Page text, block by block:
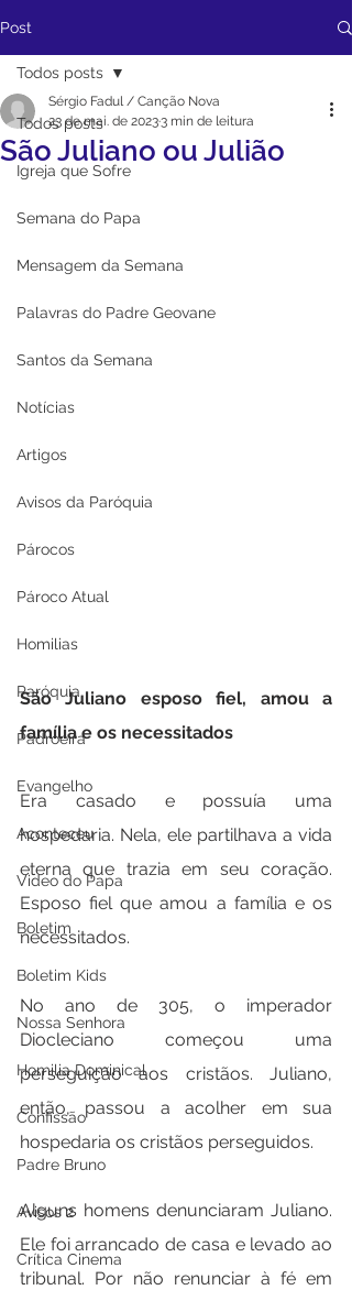
Post
Todos posts
Igreja que Sofre
Semana do Papa
Mensagem da Semana
Palavras do Padre Geovane
Santos da Semana
Notícias
Artigos
Avisos da Paróquia
Párocos
Pároco Atual
Homilias
Paróquia
Padroeira
Evangelho
Aconteceu
Video do Papa
Boletim
Boletim Kids
Nossa Senhora
Homilia Dominical
Confissão
Padre Bruno
Avisos 2
Crítica Cinema
Todos posts
São Juliano ou Julião
Sérgio Fadul / Canção Nova
23 de mai. de 20233 min de leitura
São Juliano esposo fiel, amou a
família e os necessitados
Era casado e possuía uma
hospedaria. Nela, ele partilhava a vida
eterna que trazia em seu coração.
Esposo fiel que amou a família e os
necessitados.
No ano de 305, o imperador
Diocleciano começou uma
perseguição aos cristãos. Juliano,
então, passou a acolher em sua
hospedaria os cristãos perseguidos.
Alguns homens denunciaram Juliano.
Ele foi arrancado de casa e levado ao
tribunal. Por não renunciar à fé em